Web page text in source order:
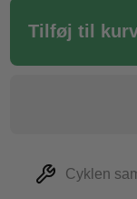
Cyklen